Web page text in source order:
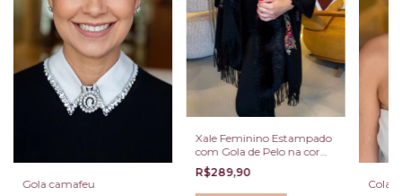
Gola camafeu
Xale Feminino Estampado
com Gola de Pelo na cor
preta
R$289,90
Colar